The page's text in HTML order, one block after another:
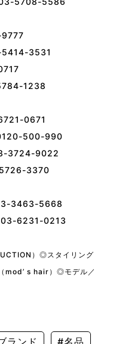
9777
5414-3531
1238
0671
500-990
3724-9022
5726-3370
3463-5668
6231-0213
） ◎スタイリング
mod’ s hair） ◎モデル／
ランド #名品